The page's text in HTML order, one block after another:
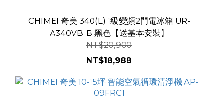
CHIMEI 奇美 340(L) 1級變頻2門電冰箱 UR-
A340VB-B 黑色【送基本安裝】
NT$20,900
NT$18,988